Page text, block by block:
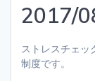
2017/
ストレスチェッ
制度です。